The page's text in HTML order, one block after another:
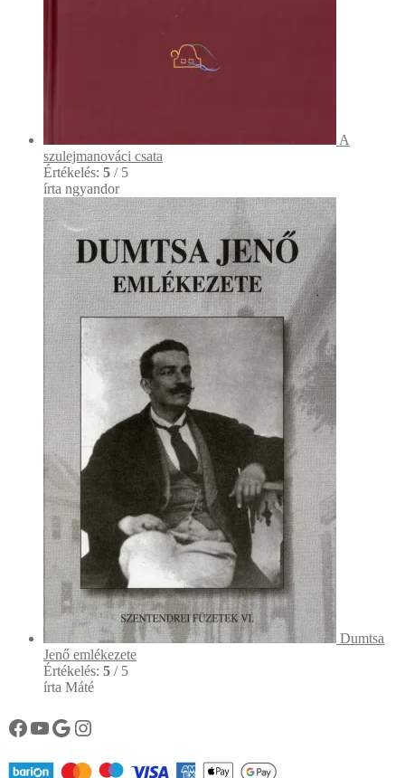
A
szulejmanováci csata
Értékelés: 5 / 5
írta ngyandor
Dumtsa
Jenő emlékezete
Értékelés: 5 / 5
írta Máté
Könyvtárunk facebook oldala
Könyvtárunk YouTube csatornája
Google
Instagram